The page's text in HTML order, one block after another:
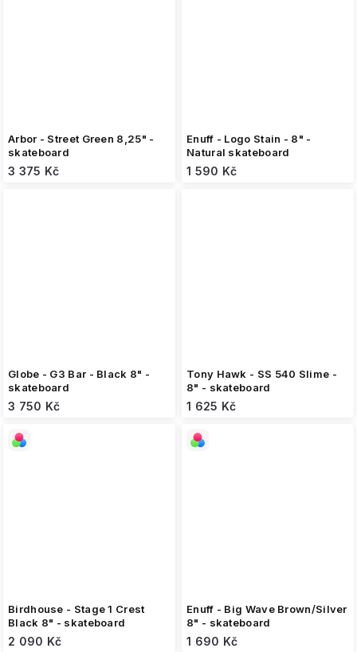
Arbor - Street Green 8,25" -
skateboard
3 375 Kč
Enuff - Logo Stain - 8" -
Natural skateboard
1 590 Kč
Globe - G3 Bar - Black 8" -
skateboard
3 750 Kč
Tony Hawk - SS 540 Slime -
8" - skateboard
1 625 Kč
Birdhouse - Stage 1 Crest
Black 8" - skateboard
2 090 Kč
Enuff - Big Wave Brown/Silver
8" - skateboard
1 690 Kč